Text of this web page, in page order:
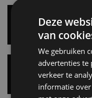
moet
7 aug
Deze
van
We gebruiken
advertenties te
verkeer te
informatie